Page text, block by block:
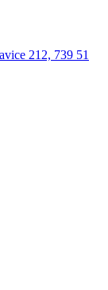
212, 739 51